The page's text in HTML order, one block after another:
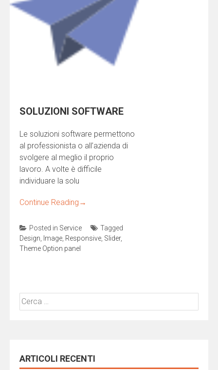
SOLUZIONI SOFTWARE
Le soluzioni software permettono
al professionista o all’azienda di
svolgere al meglio il proprio
lavoro. A volte è difficile
individuare la solu
Continue Reading →
Posted in Service
Tagged
Design Image Responsive Slider,
Theme Option panel
Ricerca
per:
ARTICOLI RECENTI